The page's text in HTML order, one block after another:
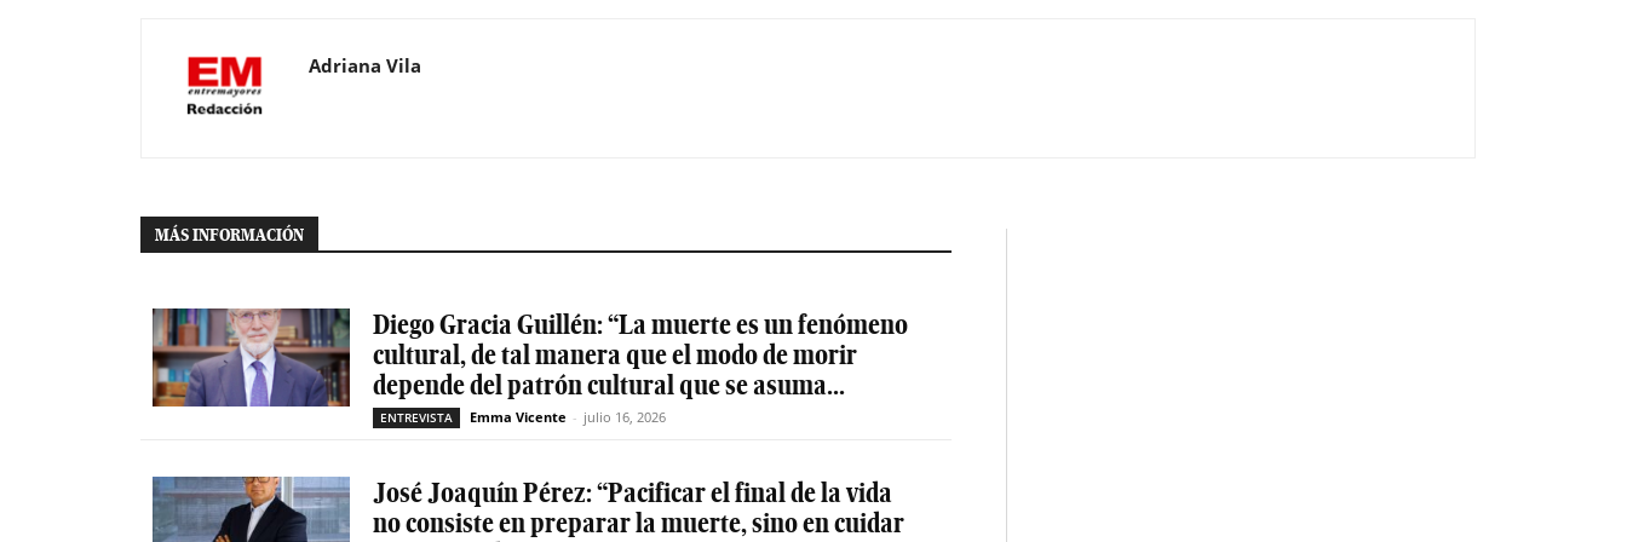
Adriana Vila
MÁS INFORMACIÓN
Diego Gracia Guillén: “La muerte es un fenómeno
cultural, de tal manera que el modo de morir
depende del patrón cultural que se asuma...
ENTREVISTA Emma Vicente - julio 16, 2026
José Joaquín Pérez: “Pacificar el final de la vida
no consiste en preparar la muerte, sino en cuidar